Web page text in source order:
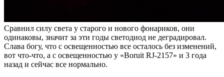
Сравнил силу света у старого и нового фонариков, они
одинаковы, значит за эти годы светодиод не деградировал.
Слава богу, что с освещенностью все осталось без изменений,
вот что-что, а с освещенностью у «Boruit RJ-2157» и 3 года
назад и сейчас все нормально.